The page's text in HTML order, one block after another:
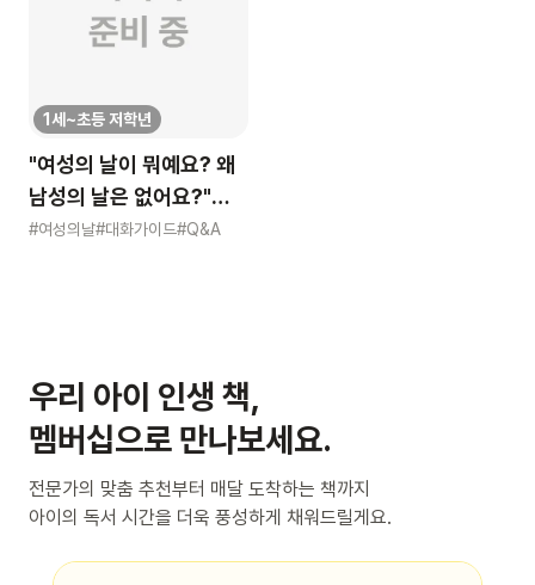
1세~초등 저학년
"여성의 날이 뭐예요? 왜
남성의 날은 없어요?"
묻는 어린이에게 이렇게
#여성의날#대화가이드#Q&A
우리 아이 인생 책,
멤버십으로 만나보세요.
전문가의 맞춤 추천부터 매달 도착하는 책까지
아이의 독서 시간을 더욱 풍성하게 채워드릴게요.